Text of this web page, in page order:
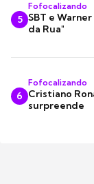
5
Fofocalizando
SBT e
da Rua"
6
Fofocalizando
Cristiano
surpreende